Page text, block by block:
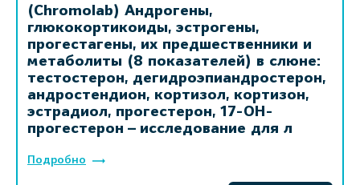
(Chromolab) Андрогены,
глюкокортикоиды, эстрогены,
прогестагены, их предшественники и
метаболиты (8 показателей) в слюне:
тестостерон, дегидроэпиандростерон,
андростендион, кортизол, кортизон,
эстрадиол, прогестерон, 17-ОН-
прогестерон – исследование для л
Подробно